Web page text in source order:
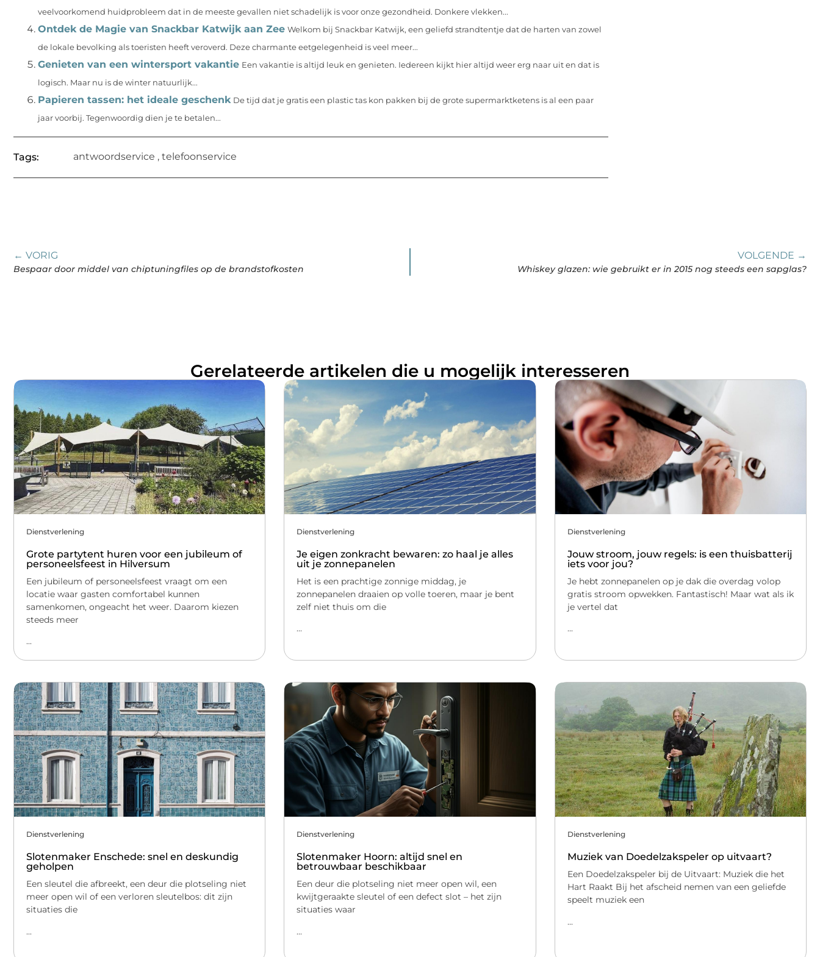
veelvoorkomend huidprobleem dat in de meeste gevallen niet schadelijk is voor onze gezondheid. Donkere vlekken...
Ontdek de Magie van Snackbar Katwijk aan Zee Welkom bij Snackbar Katwijk, een geliefd strandtentje dat de harten van zowel
de lokale bevolking als toeristen heeft veroverd. Deze charmante eetgelegenheid is veel meer...
Genieten van een wintersport vakantie Een vakantie is altijd leuk en genieten. Iedereen kijkt hier altijd weer erg naar uit en dat is
logisch. Maar nu is de winter natuurlijk...
Papieren tassen: het ideale geschenk De tijd dat je gratis een plastic tas kon pakken bij de grote supermarktketens is al een paar
jaar voorbij. Tegenwoordig dien je te betalen...
Tags: antwoordservice , telefoonservice
← VORIG
Bespaar door middel van chiptuningfiles op de brandstofkosten
VOLGENDE →
Whiskey glazen: wie gebruikt er in 2015 nog steeds een sapglas?
Gerelateerde artikelen die u mogelijk interesseren
Dienstverlening
Grote partytent huren voor een jubileum of
personeelsfeest in Hilversum
Een jubileum of personeelsfeest vraagt om een
locatie waar gasten comfortabel kunnen
samenkomen, ongeacht het weer. Daarom kiezen
steeds meer
...
Dienstverlening
Je eigen zonkracht bewaren: zo haal je alles
uit je zonnepanelen
Het is een prachtige zonnige middag, je
zonnepanelen draaien op volle toeren, maar je bent
zelf niet thuis om die
...
Dienstverlening
Jouw stroom, jouw regels: is een thuisbatterij
iets voor jou?
Je hebt zonnepanelen op je dak die overdag volop
gratis stroom opwekken. Fantastisch! Maar wat als ik
je vertel dat
...
Dienstverlening
Slotenmaker Enschede: snel en deskundig
geholpen
Een sleutel die afbreekt, een deur die plotseling niet
meer open wil of een verloren sleutelbos: dit zijn
situaties die
...
Dienstverlening
Slotenmaker Hoorn: altijd snel en
betrouwbaar beschikbaar
Een deur die plotseling niet meer open wil, een
kwijtgeraakte sleutel of een defect slot – het zijn
situaties waar
...
Dienstverlening
Muziek van Doedelzakspeler op uitvaart?
Een Doedelzakspeler bij de Uitvaart: Muziek die het
Hart Raakt Bij het afscheid nemen van een geliefde
speelt muziek een
...